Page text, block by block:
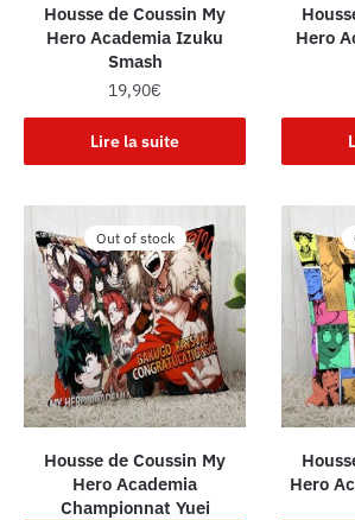
Housse de Coussin My
Hero Academia Izuku
Smash
19,90€
Lire la suite
Hero
Out of stock
Housse de Coussin My
Hero Academia
Championnat Yuei
Hero